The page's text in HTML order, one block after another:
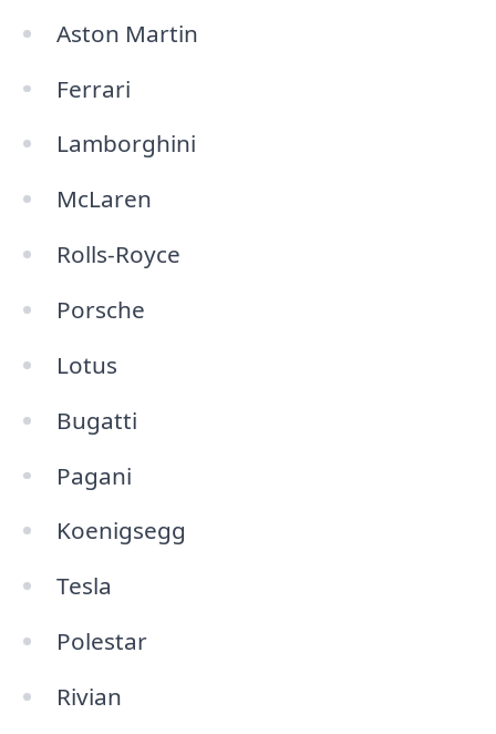
Aston Martin
Ferrari
Lamborghini
McLaren
Rolls-Royce
Porsche
Lotus
Bugatti
Pagani
Koenigsegg
Tesla
Polestar
Rivian